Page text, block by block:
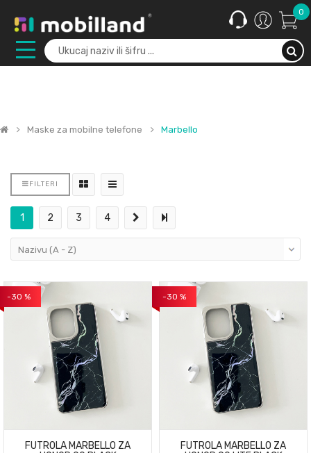
0
Maske za mobilne telefone Marbello
FILTERI
1 2 3 4
-30 %
FUTROLA MARBELLO ZA
-30 %
FUTROLA MARBELLO ZA